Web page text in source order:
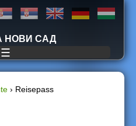
navigation
НОВИ САД
☰
› Reisepass